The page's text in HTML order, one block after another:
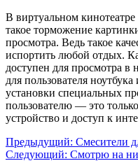
В виртуальном кинотеатре
такое торможение
просмотра. Ведь такое
испортить любой отдых.
доступен для просмотра в
для пользователя
установки специальных
пользователю — это
устройство и доступ к
Предыдущий: Смесители
Следующий: Смотрю на